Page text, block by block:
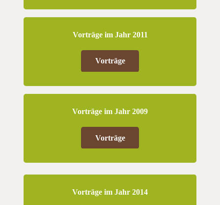
Vorträge im Jahr 2011
Vorträge
Vorträge im Jahr 2009
Vorträge
Vorträge im Jahr 2014